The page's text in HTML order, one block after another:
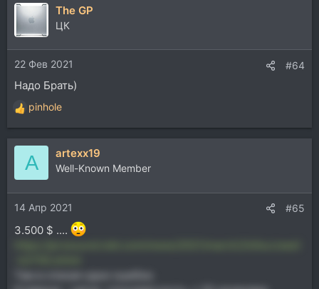
The GP
ЦК
22 Фев 2021 #64
Надо Брать)
Р
е
а
и
и
:
pinhole
A artexx19
Well-Known Member
14 Апр 2021 #65
3.500 $ ....